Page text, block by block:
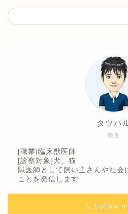
院長
タツハ
[職業]臨床獣医師
[診察対象]犬、猫
獣医師として飼い主さんや社会
ことを発信します
＼ Follow